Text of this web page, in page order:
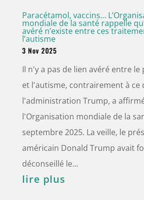
Paracétamol, vaccins…
mondiale de la santé rappelle
avéré n’existe entre ces
l’autisme
3 Nov 2025
Il n'y a pas de lien avéré entre le
et l'autisme, contrairement à ce
l'administration Trump, a
l'Organisation mondiale de la
septembre 2025. La veille, le
américain Donald Trump avait
déconseillé le...
lire plus